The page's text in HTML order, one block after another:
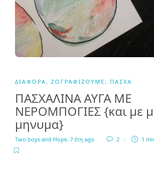
ΔΙΆΦΟΡΑ , ΖΩΓΡΑΦΊΖΟΥΜΕ , ΠΆΣΧΑ
ΠΑΣΧΑΛΙΝΑ ΑΥΓΑ ΜΕ
ΝΕΡΟΜΠΟΓΙΕΣ {και με
μηνυμα}
Two boys and Hope, 7 έτη ago 2 1